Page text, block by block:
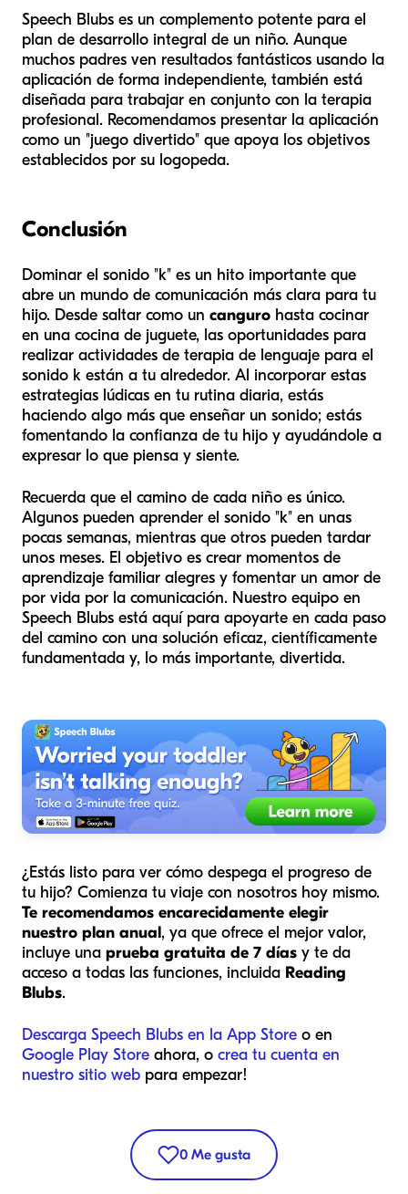
Speech Blubs es un complemento potente para el
plan de desarrollo integral de un niño. Aunque
muchos padres ven resultados fantásticos usando la
aplicación de forma independiente, también está
diseñada para trabajar en conjunto con la terapia
profesional. Recomendamos presentar la aplicación
como un "juego divertido" que apoya los objetivos
establecidos por su logopeda.
Conclusión
Dominar el sonido "k" es un hito importante que
abre un mundo de comunicación más clara para tu
hijo. Desde saltar como un canguro hasta cocinar
en una cocina de juguete, las oportunidades para
realizar actividades de terapia de lenguaje para el
sonido k están a tu alrededor. Al incorporar estas
estrategias lúdicas en tu rutina diaria, estás
haciendo algo más que enseñar un sonido; estás
fomentando la confianza de tu hijo y ayudándole a
expresar lo que piensa y siente.
Recuerda que el camino de cada niño es único.
Algunos pueden aprender el sonido "k" en unas
pocas semanas, mientras que otros pueden tardar
unos meses. El objetivo es crear momentos de
aprendizaje familiar alegres y fomentar un amor de
por vida por la comunicación. Nuestro equipo en
Speech Blubs está aquí para apoyarte en cada paso
del camino con una solución eficaz, científicamente
fundamentada y, lo más importante, divertida.
¿Estás listo para ver cómo despega el progreso de
tu hijo? Comienza tu viaje con nosotros hoy mismo.
Te recomendamos encarecidamente elegir
nuestro plan anual, ya que ofrece el mejor valor,
incluye una prueba gratuita de 7 días y te da
acceso a todas las funciones, incluida Reading
Blubs.
Descarga Speech Blubs en la App Store o en
Google Play Store ahora, o crea tu cuenta en
nuestro sitio web para empezar!
0 Me gusta